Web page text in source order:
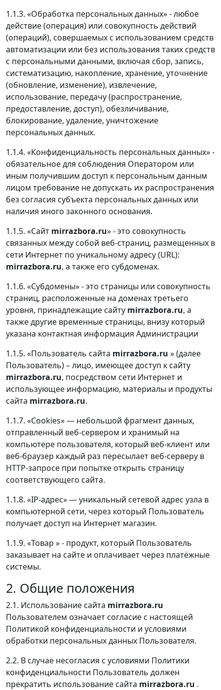
1.1.3. «Обработка персональных данных» - любое
действие (операция) или совокупность действий
(операций), совершаемых с использованием средств
автоматизации или без использования таких средств
с персональными данными, включая сбор, запись,
систематизацию, накопление, хранение, уточнение
(обновление, изменение), извлечение,
использование, передачу (распространение,
предоставление, доступ), обезличивание,
блокирование, удаление, уничтожение
персональных данных.
1.1.4. «Конфиденциальность персональных данных» -
обязательное для соблюдения Оператором или
иным получившим доступ к персональным данным
лицом требование не допускать их распространения
без согласия субъекта персональных данных или
наличия иного законного основания.
1.1.5. «Сайт mirrazbora.ru» - это совокупность
связанных между собой веб-страниц, размещенных в
сети Интернет по уникальному адресу (URL):
mirrazbora.ru, а также его субдоменах.
1.1.6. «Субдомены» - это страницы или совокупность
страниц, расположенные на доменах третьего
уровня, принадлежащие сайту mirrazbora.ru, а
также другие временные страницы, внизу который
указана контактная информация Администрации
1.1.5. «Пользователь сайта mirrazbora.ru » (далее
Пользователь) – лицо, имеющее доступ к сайту
mirrazbora.ru, посредством сети Интернет и
использующее информацию, материалы и продукты
сайта mirrazbora.ru.
1.1.7. «Cookies» — небольшой фрагмент данных,
отправленный веб-сервером и хранимый на
компьютере пользователя, который веб-клиент или
веб-браузер каждый раз пересылает веб-серверу в
HTTP-запросе при попытке открыть страницу
соответствующего сайта.
1.1.8. «IP-адрес» — уникальный сетевой адрес узла в
компьютерной сети, через который Пользователь
получает доступ на Интернет магазин.
1.1.9. «Товар » - продукт, который Пользователь
заказывает на сайте и оплачивает через платёжные
системы.
2. Общие положения
2.1. Использование сайта mirrazbora.ru
Пользователем означает согласие с настоящей
Политикой конфиденциальности и условиями
обработки персональных данных Пользователя.
2.2. В случае несогласия с условиями Политики
конфиденциальности Пользователь должен
прекратить использование сайта mirrazbora.ru .